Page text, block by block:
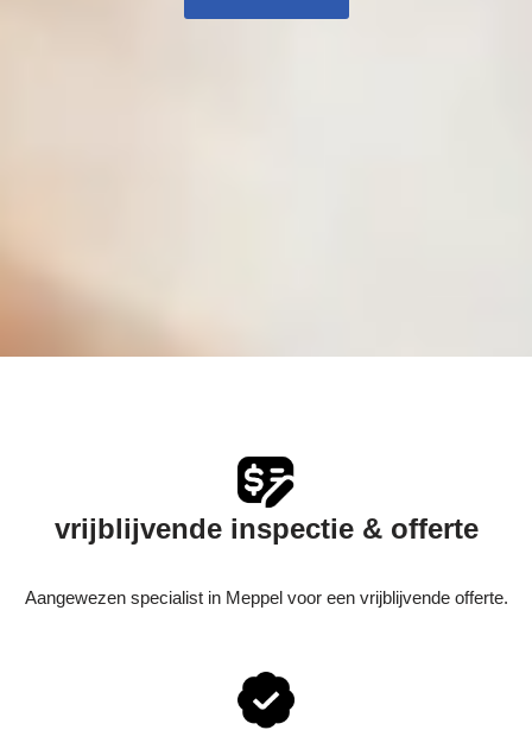
vrijblijvende inspectie & offerte
Aangewezen specialist in Meppel voor een vrijblijvende offerte.